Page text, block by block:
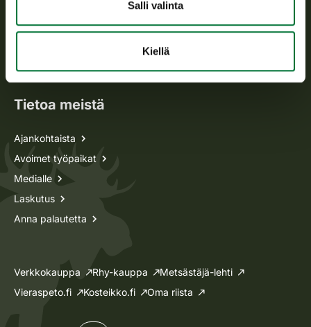
Salli valinta
Kiellä
Metsästyskortti-asiat
Tietoa meistä
Ajankohtaista
Avoimet työpaikat
Medialle
Laskutus
Anna palautetta
Verkkokauppa Rhy-kauppa
Metsästäjä-lehti
Vieraspeto.fi
Kosteikko.fi Oma riista